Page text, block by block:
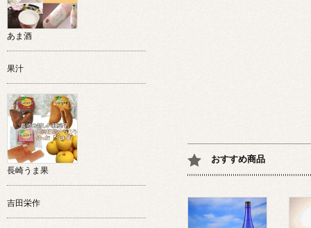
おすすめ商品
あま酒
果汁
長崎うま果
吉田栄作